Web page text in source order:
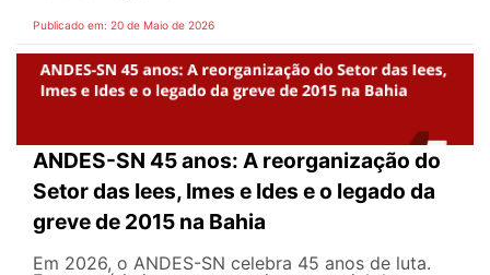
Publicado em: 20 de Maio de 2026
ANDES-SN 45 anos: A reorganização do
Setor das Iees, Imes e Ides e o legado da
greve de 2015 na Bahia
Em 2026, o ANDES-SN celebra 45 anos de luta.